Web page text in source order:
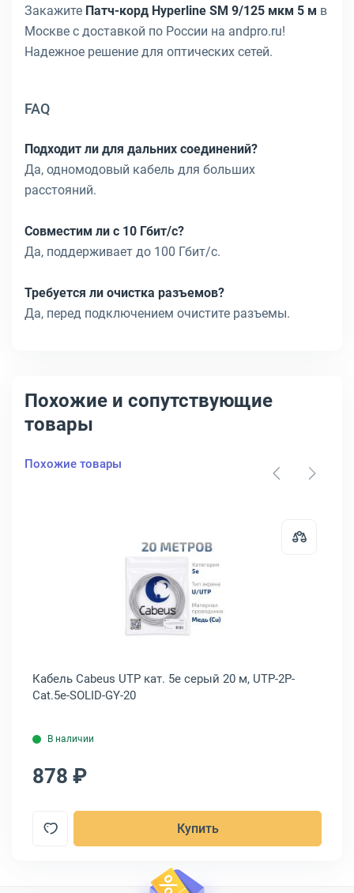
Закажите Патч-корд Hyperline SM 9/125 мкм 5 м в
Москве с доставкой по России на andpro.ru!
Надежное решение для оптических сетей.
FAQ
Подходит ли для дальних соединений?
Да, одномодовый кабель для больших
расстояний.
Совместим ли с 10 Гбит/с?
Да, поддерживает до 100 Гбит/с.
Требуется ли очистка разъемов?
Да, перед подключением очистите разъемы.
Похожие и сопутствующие
товары
Похожие товары
патч-корд Cabeus SM 9/125 мкм жёлтый 15 м, FOP(d)-9-FC-FC-
Открыть товар: Кабель Cabeus
Кабель Cabeus UTP кат. 5e серый 20 м, UTP-2P-
Cat.5e-SOLID-GY-20
В наличии
878 ₽
Купить